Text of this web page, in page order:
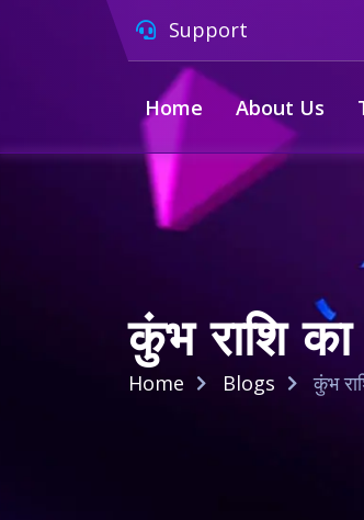
Support
Home About Us
कुंभ राशि
Home Blogs कुंभ